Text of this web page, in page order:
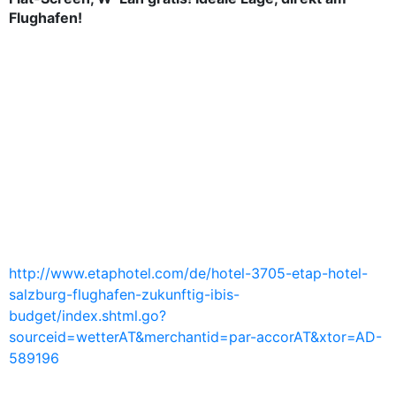
Flughafen!
http://www.etaphotel.com/de/hotel-3705-etap-hotel-
salzburg-flughafen-zukunftig-ibis-
budget/index.shtml.go?
sourceid=wetterAT&merchantid=par-accorAT&xtor=AD-
589196